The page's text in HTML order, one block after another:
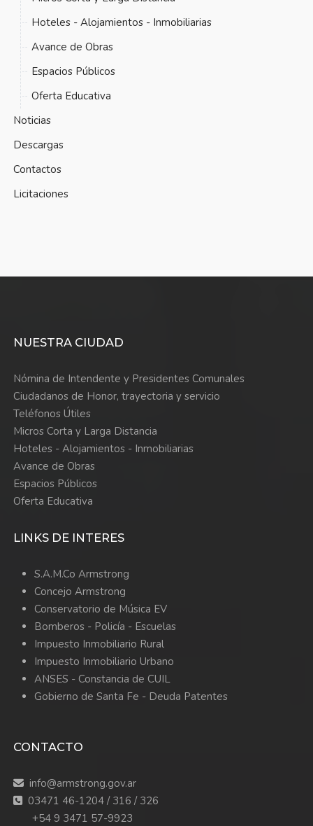
Hoteles - Alojamientos - Inmobiliarias
Avance de Obras
Espacios Públicos
Oferta Educativa
Noticias
Descargas
Contactos
Licitaciones
NUESTRA CIUDAD
Nómina de Intendente y Presidentes Comunales
Ciudadanos de Honor, trayectoria y servicio
Teléfonos Útiles
Micros Corta y Larga Distancia
Hoteles - Alojamientos - Inmobiliarias
Avance de Obras
Espacios Públicos
Oferta Educativa
LINKS DE INTERES
S.A.M.Co Armstrong
Concejo Armstrong
Conservatorio de Música EV
Bomberos - Policía - Escuelas
Impuesto Inmobiliario Rural
Impuesto Inmobiliario Urbano
ANSES - Constancia de CUIL
Gobierno de Santa Fe - Deuda Patentes
CONTACTO
info@armstrong.gov.ar
03471 46-1204 / 316 / 326
+54 9 3471 57-9923